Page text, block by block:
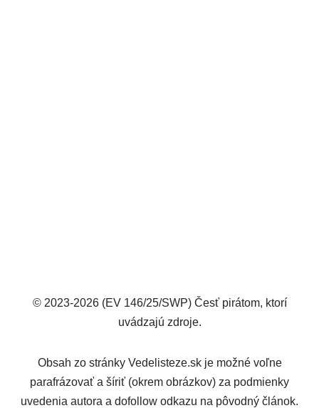
© 2023-2026 (EV 146/25/SWP) Česť pirátom, ktorí
uvádzajú zdroje.
Obsah zo stránky Vedelisteze.sk je možné voľne
parafrázovať a šíriť (okrem obrázkov) za podmienky
uvedenia autora a dofollow odkazu na pôvodný článok.